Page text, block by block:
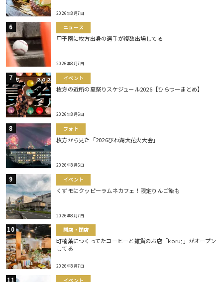
2026年8月7日
ニュース
甲子園に枚方出身の選手が複数出場してる
2026年8月7日
イベント
枚方の近所の夏祭りスケジュール2026【ひらつーまとめ】
2026年8月6日
フォト
枚方から見た「2026びわ湖大花火大会」
2026年8月6日
イベント
くずモにクッピーラムネカフェ！限定りんご飴も
2026年8月7日
開店・閉店
町楠葉につくってたコーヒーと雑貨のお店「koru;」がオープン
してる
2026年8月7日
イベント